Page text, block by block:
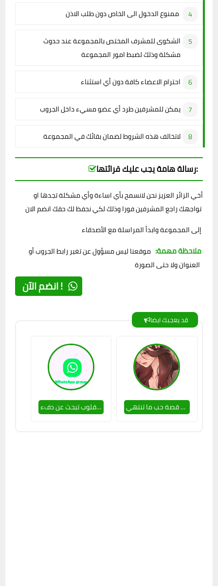
الشكوى للمشرف المختص بالمجموعة عند حدوث
مشكلة وذلك لضبط امور المجموعة
احترام الاعضاء كافة دون أي استثناء
يمكن للمشرفين طرد أي عضو مسيء داخل الجروب
لاتخالف هذه الشروط لضمان بقائك في المجموعة
رسالة هامة يجب عليك قرائتها:
أخي الزائر العزيز نحن لانسمح بأي اساءة وأي مشكلة تجدها او
ملاحظة مهمة: موقعنا ليس مسؤول عن تغير رابط الجروب أو
انضم الآن !
قد يعجبك ايضا
قلوب تبحث عن دفء 🥵😊 جروب قصة حب ما تنتهي 🔥✔